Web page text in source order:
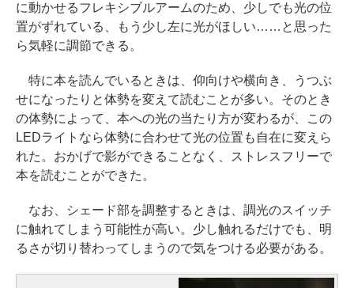
に動かせるフレキシブルアームのため、少しでも光の位
置がずれている、もう少し左に光がほしい……と思った
ら気軽に調節できる。
特に本を読んでいるときは、仰向けや横向き、うつぶ
せになったりと体勢を変えて読むことが多い。そのとき
の体勢によって、本への光の当たり方が変わるが、この
LEDライトなら体勢に合わせて光の位置も自在に変えら
れた。おかげで影ができることなく、ストレスフリーで
本を読むことができた。
なお、シェード部を調整するときは、調光のスイッチ
に触れてしまう可能性が高い。少し触れるだけでも、明
るさが切り替わってしまうので気をつける必要がある。